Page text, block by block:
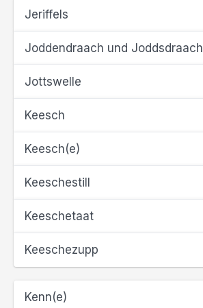
Jeriffels
Joddendraach und Joddsdraach
Jottswelle
Keesch
Keesch(e)
Keeschestill
Keeschetaat
Keeschezupp
Kenn(e)